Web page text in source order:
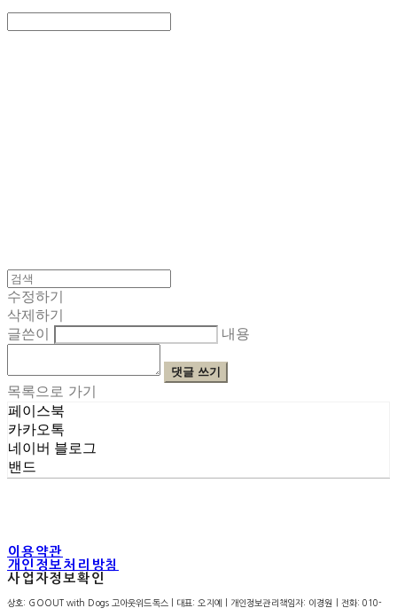
수정하기
삭제하기
글쓴이
내용
댓글 쓰기
목록으로 가기
페이스북
카카오톡
네이버 블로그
밴드
이용약관
개인정보처리방침
사업자정보확인
상호: GOOUT with Dogs 고아웃위드독스 | 대표: 오지예 | 개인정보관리책임자: 이경원 | 전화: 010-